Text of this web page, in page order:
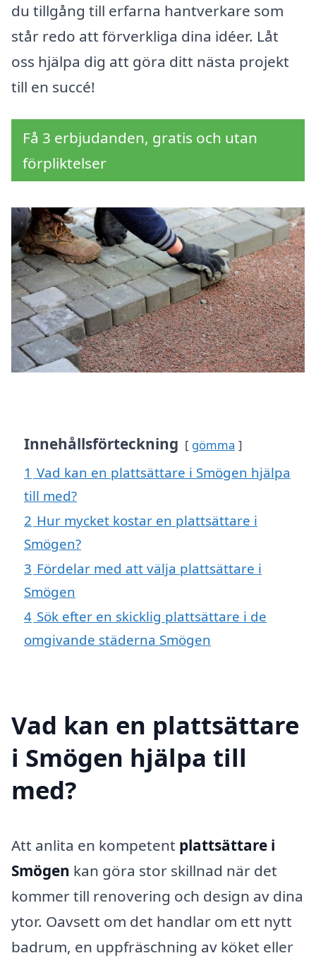
du tillgång till erfarna hantverkare som
står redo att förverkliga dina idéer. Låt
oss hjälpa dig att göra ditt nästa projekt
till en succé!
Få 3 erbjudanden, gratis och utan
förpliktelser
Innehållsförteckning gömma
1 Vad kan en plattsättare i Smögen hjälpa
till med?
2 Hur mycket kostar en plattsättare i
Smögen?
3 Fördelar med att välja plattsättare i
Smögen
4 Sök efter en skicklig plattsättare i de
omgivande städerna Smögen
Vad kan en plattsättare
i Smögen hjälpa till
med?
Att anlita en kompetent plattsättare i
Smögen kan göra stor skillnad när det
kommer till renovering och design av dina
ytor. Oavsett om det handlar om ett nytt
badrum, en uppfräschning av köket eller